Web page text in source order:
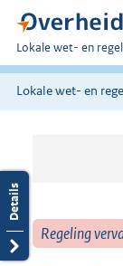
U
bent
hier:
Lokale wet- en
Lokale wet- en
Regeling